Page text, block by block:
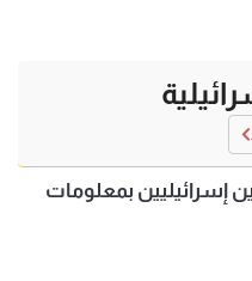
إسرائيليين بمعلومات